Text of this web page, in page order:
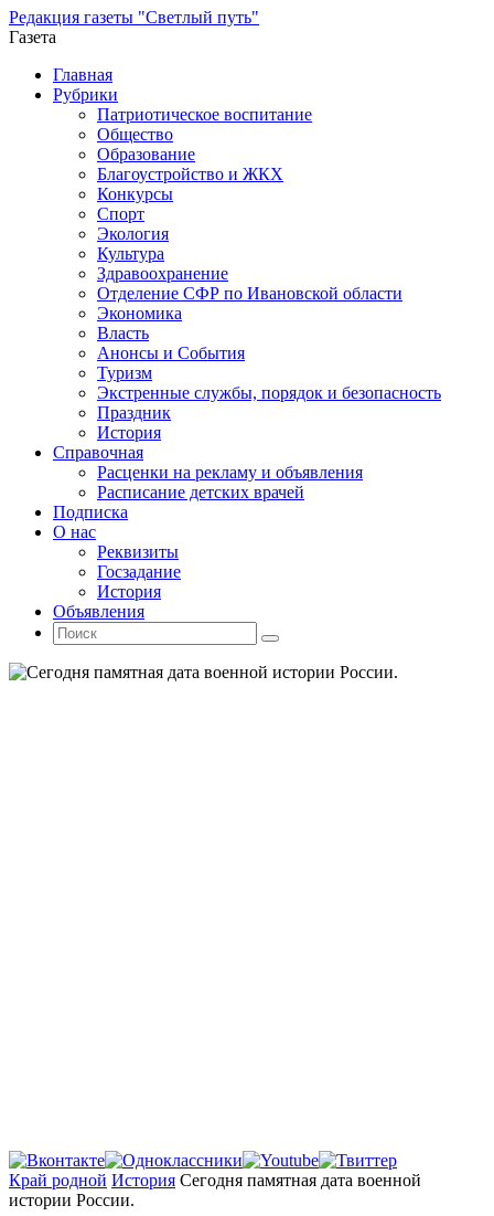
Редакция газеты "Светлый путь"
Газета
Промотать
содержимому
Главная
Рубрики
Патриотическое воспитание
Общество
Образование
Благоустройство и ЖКХ
Конкурсы
Спорт
Экология
Культура
Здравоохранение
Отделение СФР по Ивановской области
Экономика
Власть
Анонсы и События
Туризм
Экстренные службы, порядок и безопасность
Праздник
История
Справочная
Расценки на рекламу и объявления
Расписание детских врачей
Подписка
О нас
Реквизиты
Госзадание
История
Объявления
Поиск
Искать:
Поиск
Главная
Край родной История Сегодня памятная дата военной
истории России.